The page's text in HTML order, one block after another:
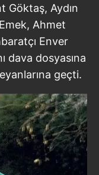
Göktaş, Aydın
Ahmet
Enver
dava dosyasına
geçti.